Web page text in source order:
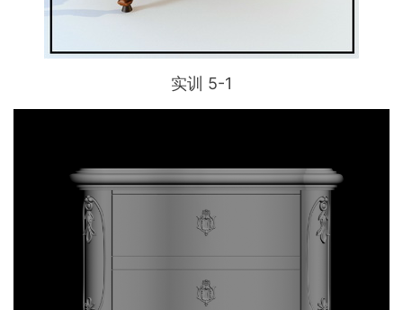
实训 5-1